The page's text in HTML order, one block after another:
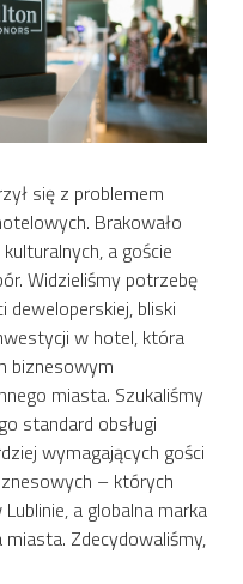
się z problemem
Brakowało
a goście
Widzieliśmy potrzebę
deweloperskiej, bliski
w hotel, która
biznesowym
miasta. Szukaliśmy
standard obsługi
wymagających gości
– których
a globalna marka
Zdecydowaliśmy,